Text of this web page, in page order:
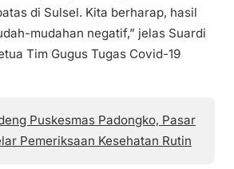
di Sulsel. Kita berharap, hasil
mudahan negatif,” jelas Suardi
Tim Gugus Tugas Covid-19
Puskesmas Padongko, Pasar
Pemeriksaan Kesehatan Rutin